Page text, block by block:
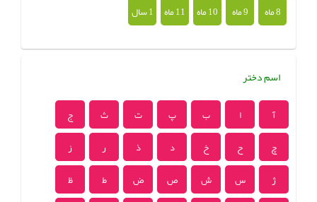
8 ماه
9 ماه 10 ماه 11 ماه 1 سال
اسم دختر
آ ا ب پ ت ث
ج
چ
ح خ د ذ ر
ز
ژ
س ش ص ض ط
ظ